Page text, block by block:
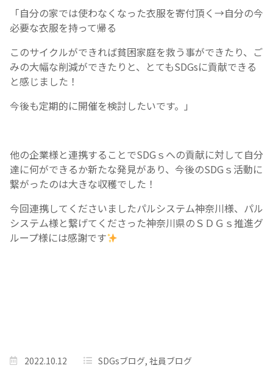
「自分の家では使わなくなった衣服を寄付頂く→自分の今
必要な衣服を持って帰る
このサイクルができれば貧困家庭を救う事ができたり、ご
みの大幅な削減ができたりと、とてもSDGsに貢献できる
と感じました！
今後も定期的に開催を検討したいです。」
他の企業様と連携することでSDGｓへの貢献に対して自分
達に何ができるか新たな発見があり、今後のSDGｓ活動に
繋がったのは大きな収穫でした！
今回連携してくださいましたパルシステム神奈川様、パル
システム様と繋げてくださった神奈川県のＳＤＧｓ推進グ
ループ様には感謝です
2022.10.12 SDGsブログ, 社員ブログ